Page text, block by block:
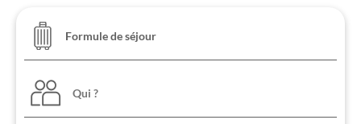
Qui ?